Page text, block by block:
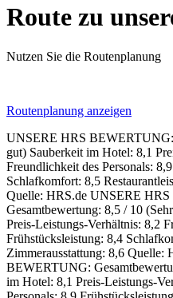
Route zu
Nutzen Sie die Routenplanung
Routenplanung anzeigen
UNSERE HRS BEWERTUNG:
gut) Sauberkeit im Hotel: 8,1
Freundlichkeit des Personals: 8,9
Schlafkomfort: 8,5
Quelle: HRS.de UNSERE
Gesamtbewertung: 8,5 / 10
Preis-Leistungs-Verhältnis: 8,2
Frühstücksleistung: 8,4
Zimmerausstattung: 8,6 Quelle:
BEWERTUNG:
im Hotel: 8,1 Preis-Leistungs-